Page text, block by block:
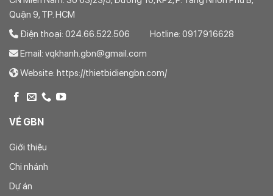
Quận 9, TP. HCM
Điện thoại: 024.66.522.506 Hotline: 0917916628
Email: vqkhanh.gbn@gmail.com
Website: https://thietbidiengbn.com/
VỀ GBN
Giới thiệu
Chi nhánh
Dự án